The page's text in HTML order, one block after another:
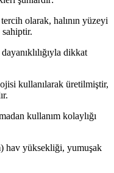
olarak, halının yüzeyi
sahiptir.
dikkat
kullanılarak üretilmiştir,
kullanım kolaylığı
hav yüksekliği, yumuşak